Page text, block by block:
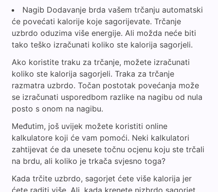
Nagib Dodavanje brda vašem trčanju automatski
će povećati kalorije koje sagorijevate. Trčanje
uzbrdo oduzima više energije. Ali možda neće biti
tako teško izračunati koliko ste kalorija sagorjeli.
Ako koristite traku za trčanje, možete izračunati
koliko ste kalorija sagorjeli. Traka za trčanje
razmatra uzbrdo. Točan postotak povećanja može
se izračunati usporedbom razlike na nagibu od nula
posto s onom na nagibu.
Međutim, još uvijek možete koristiti online
kalkulatore koji će vam pomoći. Neki kalkulatori
zahtijevat će da unesete točnu ocjenu koju ste trčali
na brdu, ali koliko je trkača svjesno toga?
Kada trčite uzbrdo, sagorjet ćete više kalorija jer